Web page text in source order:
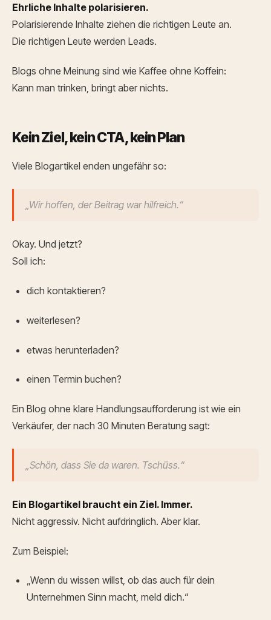
Ehrliche Inhalte polarisieren.
Polarisierende Inhalte ziehen die richtigen Leute an.
Die richtigen Leute werden Leads.
Blogs ohne Meinung sind wie Kaffee ohne Koffein:
Kann man trinken, bringt aber nichts.
Kein Ziel, kein CTA, kein Plan
Viele Blogartikel enden ungefähr so:
„Wir hoffen, der Beitrag war hilfreich.“
Okay. Und jetzt?
Soll ich:
dich kontaktieren?
weiterlesen?
etwas herunterladen?
einen Termin buchen?
Ein Blog ohne klare Handlungsaufforderung ist wie ein
Verkäufer, der nach 30 Minuten Beratung sagt:
„Schön, dass Sie da waren. Tschüss.“
Ein Blogartikel braucht ein Ziel. Immer.
Nicht aggressiv. Nicht aufdringlich. Aber klar.
Zum Beispiel:
„Wenn du wissen willst, ob das auch für dein
Unternehmen Sinn macht, meld dich.“